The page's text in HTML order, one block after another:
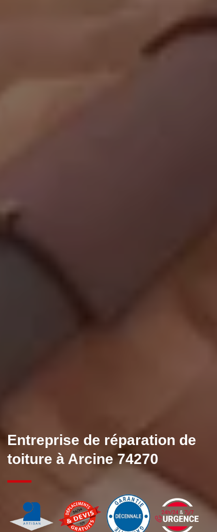
Entreprise de réparation de
toiture à Arcine 74270